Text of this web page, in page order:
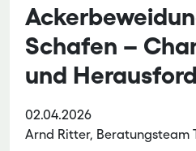
Schafen –
und
02.04.2026
Arnd Ritter, Beratungsteam